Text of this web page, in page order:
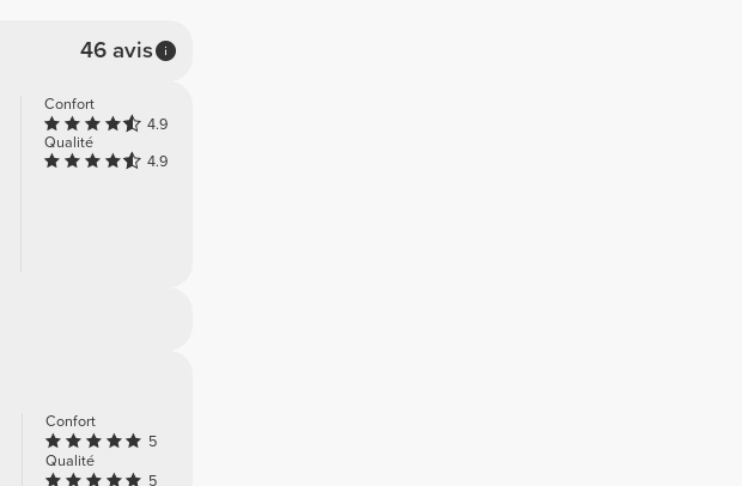
46 avis
Confort
4.9
Qualité
4.9
Confort
5
Qualité
5